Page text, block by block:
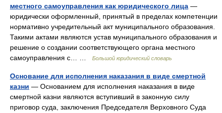
местного самоуправления как юридического лица —
юридически оформленный, принятый в пределах компетенции
нормативно учредительный акт муниципального образования.
Такими актами являются устав муниципального образования и
решение о создании соответствующего органа местного
самоуправления с… …
Большой юридический словарь
Основание для исполнения наказания в виде смертной
казни — Основанием для исполнения наказания в виде
смертной казни являются вступивший в законную силу
приговор суда, заключения Председателя Верховного Суда